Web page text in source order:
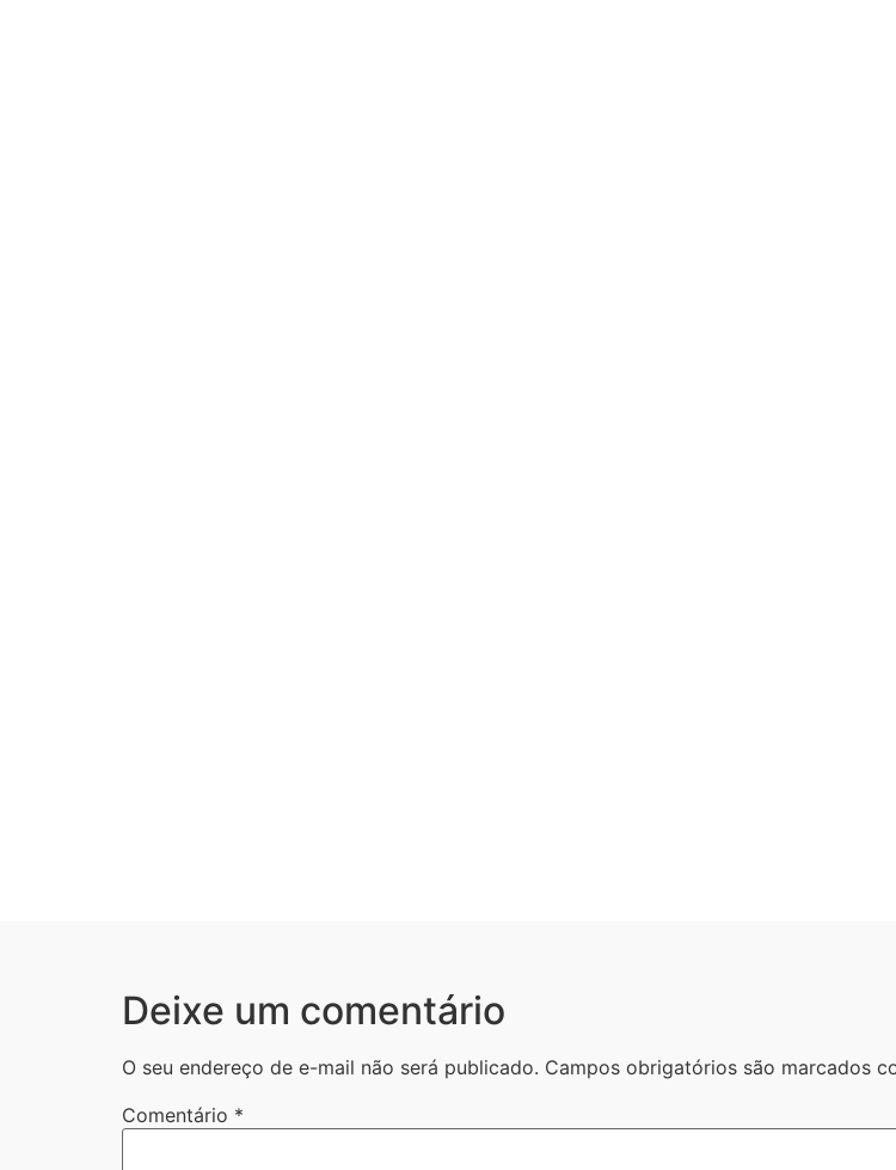
Deixe um comentário
O seu endereço de e-mail não será publicado. Campos obrigatórios são marcados
Comentário *